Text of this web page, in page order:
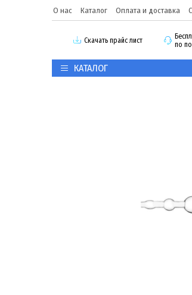
О нас Каталог Оплата и доставка
Скачать прайс лист
по
КАТАЛОГ